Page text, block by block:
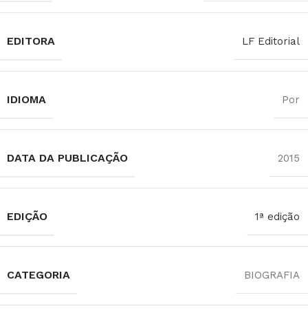
EDITORA LF Editorial
IDIOMA Por
DATA DA PUBLICAÇÃO 2015
EDIÇÃO 1ª edição
CATEGORIA BIOGRAFIA